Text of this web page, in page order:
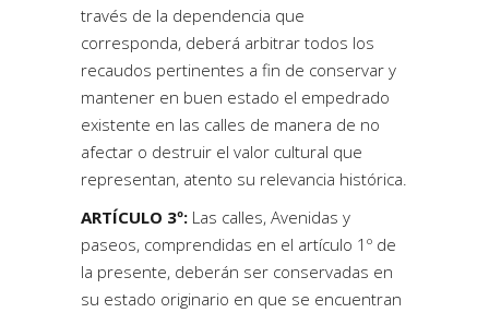
través de la dependencia que
corresponda, deberá arbitrar todos los
recaudos pertinentes a fin de conservar y
mantener en buen estado el empedrado
existente en las calles de manera de no
afectar o destruir el valor cultural que
representan, atento su relevancia histórica.
ARTÍCULO 3º: Las calles, Avenidas y
paseos, comprendidas en el artículo 1º de
la presente, deberán ser conservadas en
su estado originario en que se encuentran